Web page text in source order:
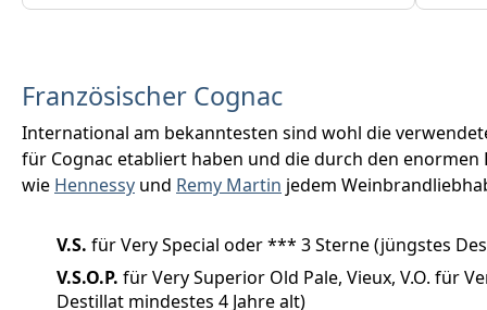
Französischer Cognac
International am bekanntesten sind wohl die
für Cognac etabliert haben und die durch den
wie Hennessy und Remy Martin jedem
V.S. für Very Special oder *** 3 Sterne (jüngstes
V.S.O.P. für Very Superior Old Pale, Vieux, V.O. für
Destillat mindestes 4 Jahre alt)